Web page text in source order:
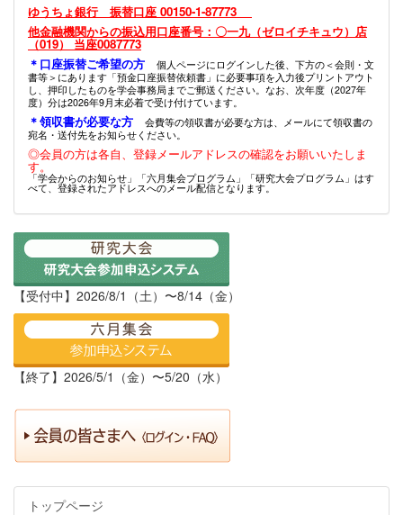
ゆうちょ銀行 振替口座 00150-1-87773
他金融機関からの振込用口座番号：〇一九（ゼロイチキュウ）店
（019） 当座0087773
＊口座振替ご希望の方
個人ページにログインした後、下方の＜会則・文
書等＞にあります「預金口座振替依頼書」に必要事項を入力後プリントアウト
し、押印したものを学会事務局までご郵送ください。なお、次年度（2027年
度）分は2026年9月末必着で受け付けています。
＊領収書が必要な方
会費等の領収書が必要な方は、メールにて領収書の
宛名・送付先をお知らせください。
◎会員の方は各自、登録メールアドレスの確認をお願いいたしま
す。
「学会からのお知らせ」「六月集会プログラム」「研究大会プログラム」はす
べて、登録されたアドレスへのメール配信となります。
【受付中】2026/8/1（土）〜8/14（金）
【終了】2026/5/1（金）〜5/20（水）
トップページ